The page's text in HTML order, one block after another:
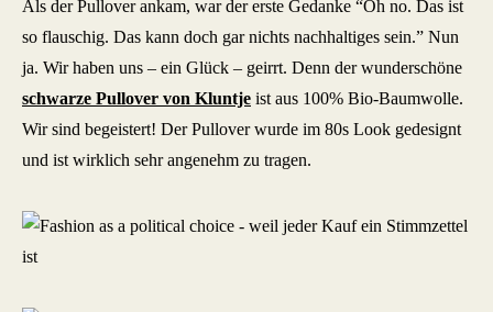
Als der Pullover ankam, war der erste Gedanke “Oh no. Das ist
so flauschig. Das kann doch gar nichts nachhaltiges sein.” Nun
ja. Wir haben uns – ein Glück – geirrt. Denn der wunderschöne
schwarze Pullover von Kluntje ist aus 100% Bio-Baumwolle.
Wir sind begeistert! Der Pullover wurde im 80s Look gedesignt
und ist wirklich sehr angenehm zu tragen.